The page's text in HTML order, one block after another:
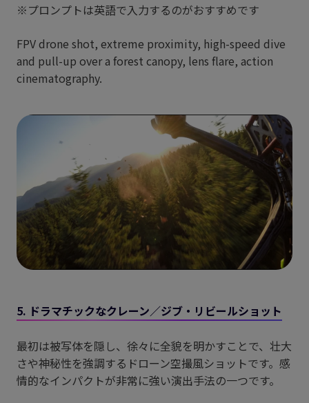
※プロンプトは英語で入力するのがおすすめです
FPV drone shot, extreme proximity, high-speed dive
and pull-up over a forest canopy, lens flare, action
cinematography.
5. ドラマチックなクレーン／ジブ・リビールショット
最初は被写体を隠し、徐々に全貌を明かすことで、壮大
さや神秘性を強調するドローン空撮風ショットです。感
情的なインパクトが非常に強い演出手法の一つです。